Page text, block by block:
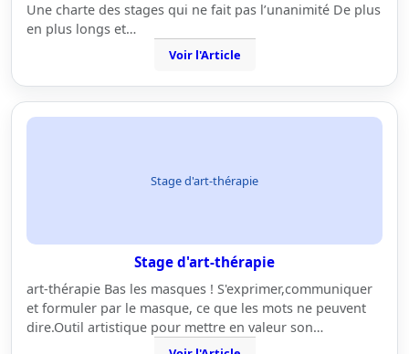
Une charte des stages qui ne fait pas l’unanimité De plus
en plus longs et…
Voir l'Article
Stage d'art-thérapie
Stage d'art-thérapie
art-thérapie Bas les masques ! S'exprimer,communiquer
et formuler par le masque, ce que les mots ne peuvent
dire.Outil artistique pour mettre en valeur son…